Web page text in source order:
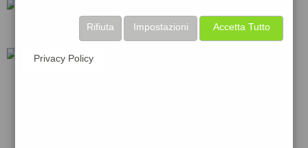
eni esso
Accetta Tutto
Impostazioni
Rifiuta
Privacy Policy